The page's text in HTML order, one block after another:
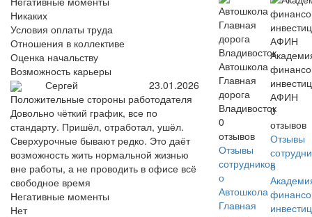
Никаких
Условия оплаты труда
Отношения в коллективе
Оценка начальству
Возможность карьеры
Сергей
23.01.2026
Положительные стороны работодателя
Довольно чёткий график, все по
стандарту. Пришёл, отработал, ушёл.
Сверхурочные бывают редко. Это даёт
возможность жить нормальной жизнью
вне работы, а не проводить в офисе всё
свободное время
Негативные моменты
Нет
Автошкола
Главная
дорога
Владивосток
0
отзывов
Отзывы
сотрудников
о
Автошкола
Главная
АФИН
0
отзывов
Отзывы
о